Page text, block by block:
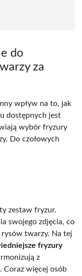
do
za
wpływ na to, jak
dostępnych jest
wybór fryzury
Do czołowych
zestaw fryzur.
swojego zdjęcia, co
twarzy. Na tej
fryzury
z
Coraz więcej osób